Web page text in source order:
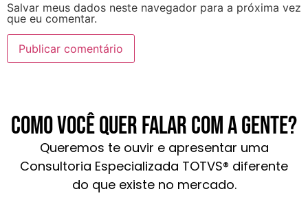
Salvar meus dados neste navegador para a próxima vez
que eu comentar.
Como você quer falar com a gente?
Queremos te ouvir e apresentar uma
Consultoria Especializada TOTVS® diferente
do que existe no mercado.